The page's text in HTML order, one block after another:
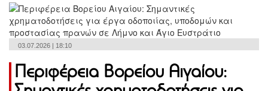
03.07.2026 | 18:10
Περιφέρεια Βορείου Αιγαίου: